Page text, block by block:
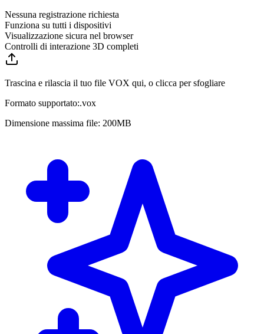
Nessuna registrazione richiesta
Funziona su tutti i dispositivi
Visualizzazione sicura nel browser
Controlli di interazione 3D completi
Trascina e rilascia il tuo file VOX qui, o clicca per sfogliare
Formato supportato:.vox
Dimensione massima file: 200MB